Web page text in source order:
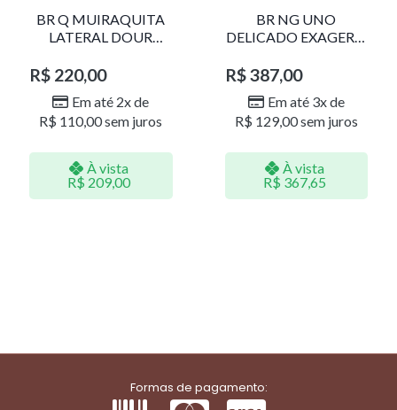
BR Q MUIRAQUITA
LATERAL DOUR
R$ 220,00
Em até 2x de
R$ 110,00sem juros
À vista
R$ 209,00
BR NG UNO
DELICADO EXAGERO
R$387,00
Em até 3x de
R$ 129,00sem juros
À vista
R$ 367,65
Formas de pagamento: